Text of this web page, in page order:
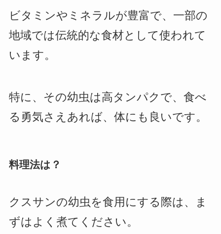
ビタミンやミネラルが豊富で、一部の
地域では伝統的な食材として使われて
います。
特に、その幼虫は高タンパクで、食べ
る勇気さえあれば、体にも良いです。
料理法は？
クスサンの幼虫を食用にする際は、ま
ずはよく煮てください。